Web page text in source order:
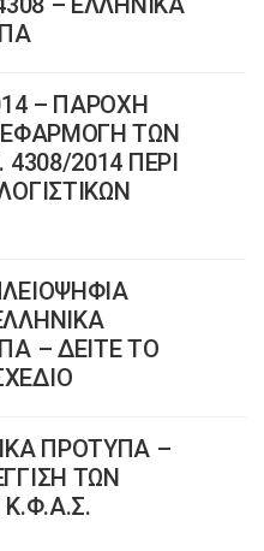
– ΠΑΡΟΧΗ
ΕΦΑΡΜΟΓΗ ΤΩΝ
2014 ΠΕΡΙ
– ΔΕΙΤΕ ΤΟ
ΠΡΟΤΥΠΑ –
ΤΩΝ